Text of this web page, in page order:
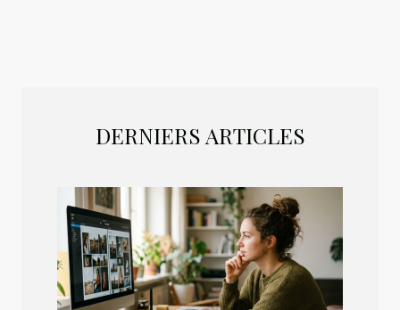
DERNIERS ARTICLES